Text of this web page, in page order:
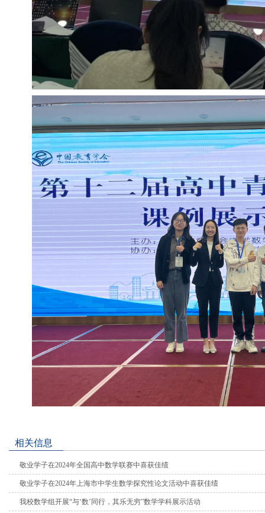
相关信息
敬业学子在2024年全国高中数学联赛中喜获佳绩
敬业学子在2024年上海市中学生数学探究性论文活动中喜获佳绩
我校数学组开展“与‘数’同行，其乐无穷”数学学科展示活动